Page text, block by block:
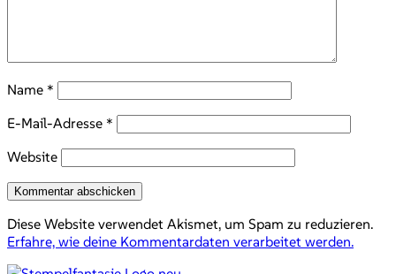
Name *
E-Mail-Adresse *
Website
Diese Website verwendet Akismet, um Spam zu reduzieren.
Erfahre, wie deine Kommentardaten verarbeitet werden.